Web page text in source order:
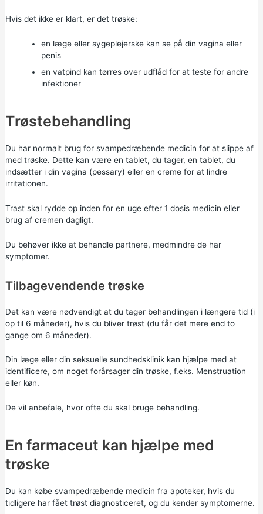
Hvis det ikke er klart, er det trøske:
en læge eller sygeplejerske kan se på din vagina eller
penis
en vatpind kan tørres over udflåd for at teste for andre
infektioner
Trøstebehandling
Du har normalt brug for svampedræbende medicin for at slippe af
med trøske. Dette kan være en tablet, du tager, en tablet, du
indsætter i din vagina (pessary) eller en creme for at lindre
irritationen.
Trast skal rydde op inden for en uge efter 1 dosis medicin eller
brug af cremen dagligt.
Du behøver ikke at behandle partnere, medmindre de har
symptomer.
Tilbagevendende trøske
Det kan være nødvendigt at du tager behandlingen i længere tid (i
op til 6 måneder), hvis du bliver trøst (du får det mere end to
gange om 6 måneder).
Din læge eller din seksuelle sundhedsklinik kan hjælpe med at
identificere, om noget forårsager din trøske, f.eks. Menstruation
eller køn.
De vil anbefale, hvor ofte du skal bruge behandling.
En farmaceut kan hjælpe med
trøske
Du kan købe svampedræbende medicin fra apoteker, hvis du
tidligere har fået trøst diagnosticeret, og du kender symptomerne.